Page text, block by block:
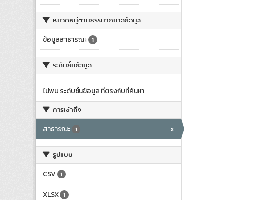
หมวดหมู่ตามธรรมาภิบาลข้อมูล
ข้อมูลสาธารณะ 1
ระดับชั้นข้อมูล
ไม่พบ ระดับชั้นข้อมูล ที่ตรงกับที่ค้นหา
การเข้าถึง
สาธารณะ 1 x
รูปแบบ
CSV 1
XLSX 1